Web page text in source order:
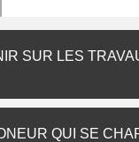
SUR LES
QUI SE